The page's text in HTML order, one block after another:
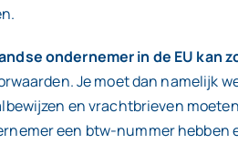
ondernemer in de EU kan
Je moet dan namelijk
en vrachtbrieven
een btw-nummer hebben